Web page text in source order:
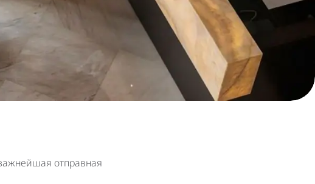
отправная